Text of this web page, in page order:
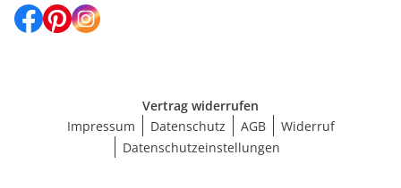
Vertrag widerrufen
Impressum
Datenschutz AGB
Widerruf
Datenschutzeinstellungen